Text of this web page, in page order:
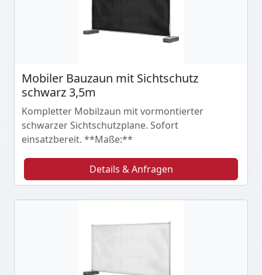
Mobiler Bauzaun mit Sichtschutz
schwarz 3,5m
Kompletter Mobilzaun mit vormontierter
schwarzer Sichtschutzplane. Sofort
einsatzbereit. **Maße:**
Details & Anfragen